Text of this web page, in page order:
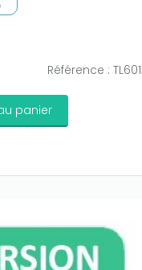
Référence :
panier